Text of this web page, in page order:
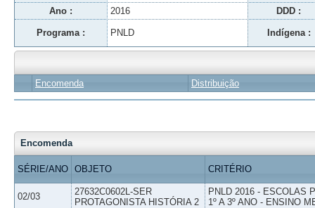
Ano : 2016 DDD :
Programa : PNLD Indígena :
Encomenda Distribuição
Encomenda
SÉRIE/ANO OBJETO CRITÉRIO
02/03
27632C0602L-SER
PROTAGONISTA HISTÓRIA 2
PNLD 2016 - ESCOLAS
1º A 3º ANO - ENSINO